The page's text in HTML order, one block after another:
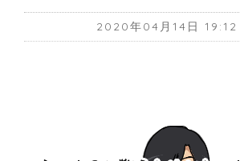
2020年04月14日 19:12